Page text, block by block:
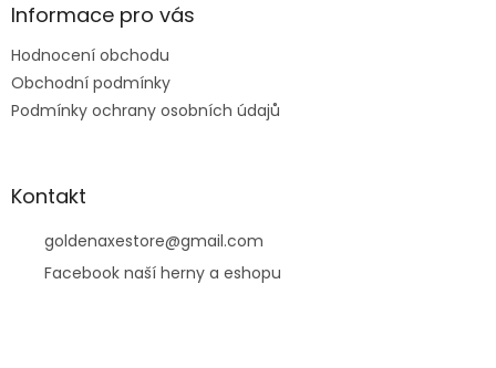
Informace pro vás
Hodnocení obchodu
Obchodní podmínky
Podmínky ochrany osobních údajů
Kontakt
goldenaxestore@gmail.com
Facebook naší herny a eshopu